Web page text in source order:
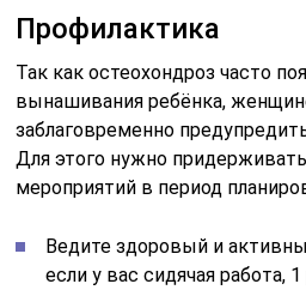
Профилактика
Так как остеохондроз часто
вынашивания ребёнка,
заблаговременно
Для этого нужно
мероприятий в период
Ведите здоровый и
если у вас сидячая работа,